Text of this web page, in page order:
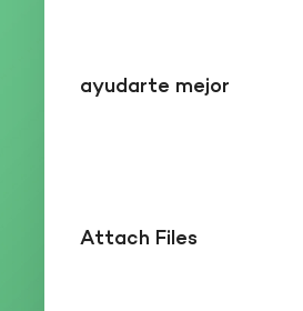
ayudarte mejor
Attach Files